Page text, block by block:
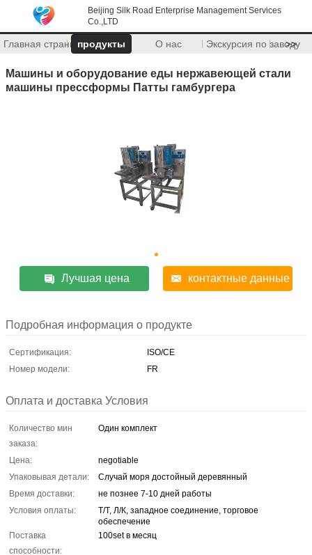
Beijing Silk Road Enterprise Management Services
Co.,LTD
Главная страницапродукты О нас Экскурсия по заводу
>>
Машины и оборудование еды нержавеющей стали
машины прессформы Патты гамбургера
Лучшая цена контактные данные
Подробная информация о продукте
Сертификация:
ISO/CE
Номер модели:
FR
Оплата и доставка Условия
Количество мин
заказа:
Один комплект
Цена:
negotiable
Упаковывая детали:
Случай моря достойный деревянный
Время доставки:
не познее 7-10 дней работы
Условия оплаты:
Т/Т, Л/К, западное соединение, торговое
обеспечение
Поставка
способности:
100set в месяц